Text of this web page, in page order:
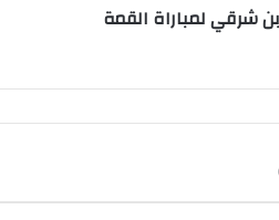
شرقي لمباراة القمة